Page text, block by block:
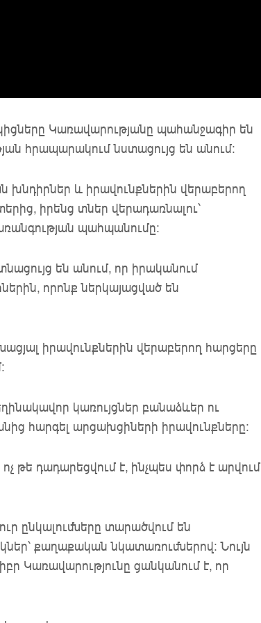
Կառավարությանը պահանջագիր են
հրապարակում նստացույց են անում:
խնդիրներ և իրավունքներին վերաբերող
իրենց տներ վերադառնալու՝
պահպանումը:
են անում, որ իրականում
որոնք ներկայացված են
իրավունքներին վերաբերող հարցերը
կառույցներ բանաձևեր ու
հարգել արցախցիների իրավունքները:
թե դադարեցվում է, ինչպես փորձ է արվում
ընկալումները տարածվում են
քաղաքական նկատառումներով: Նույն
Կառավարությունը ցանկանում է, որ